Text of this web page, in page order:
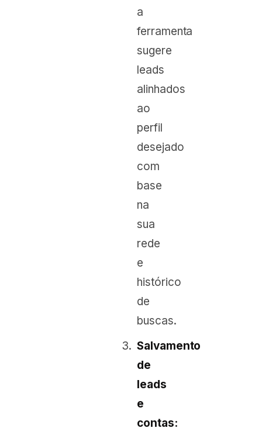
a
ferramenta
sugere
leads
alinhados
ao
perfil
desejado
com
base
na
sua
rede
e
histórico
de
buscas.
Salvamento
de
leads
e
contas: